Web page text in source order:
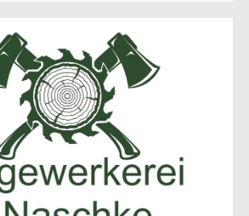
Naschke
Reisberg 28
15898 Neuzelle
Zur Website